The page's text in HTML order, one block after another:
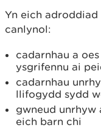
Yn eich
canlynol:
cadarnhau a
ysgrifennu ai
cadarnhau
llifogydd sydd
gwneud
eich barn chi